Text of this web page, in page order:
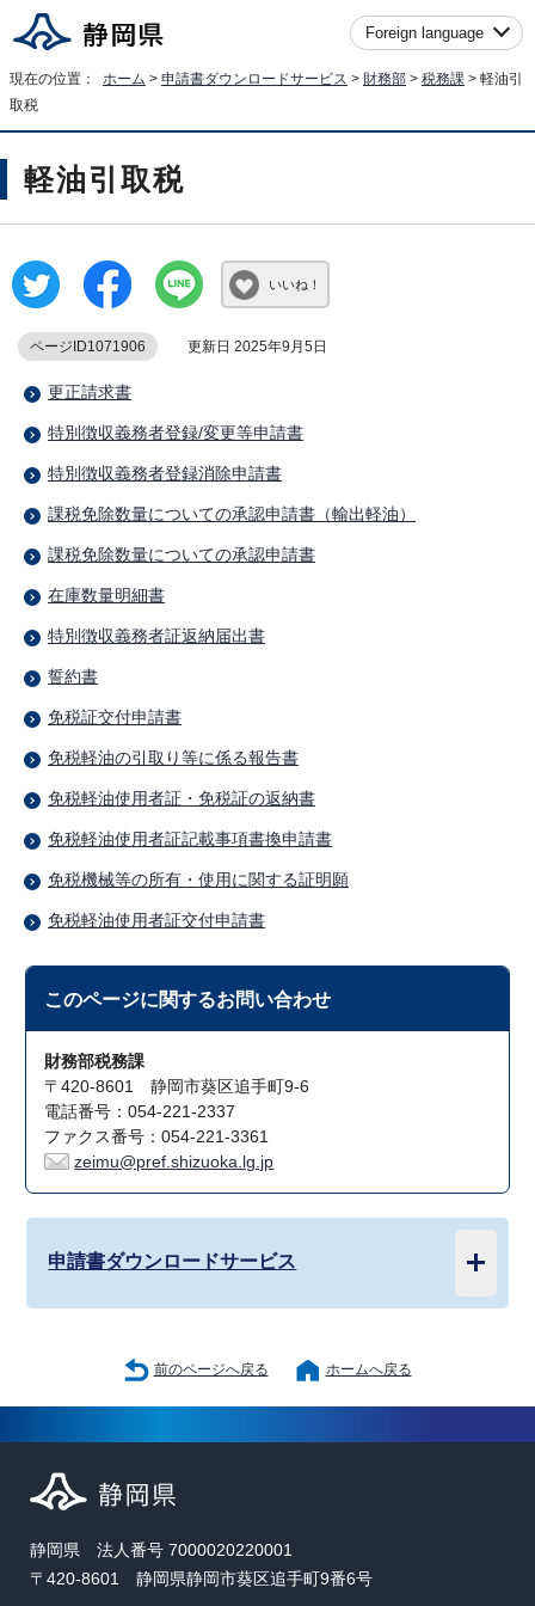
Foreign language
現在の位置： ホーム > 申請書ダウンロードサービス > 財務部 > 税務課 > 軽油引
取税
軽油引取税
いいね！
ページID1071906 更新日 2025年9月5日
更正請求書
特別徴収義務者登録/変更等申請書
特別徴収義務者登録消除申請書
課税免除数量についての承認申請書（輸出軽油）
課税免除数量についての承認申請書
在庫数量明細書
特別徴収義務者証返納届出書
誓約書
免税証交付申請書
免税軽油の引取り等に係る報告書
免税軽油使用者証・免税証の返納書
免税軽油使用者証記載事項書換申請書
免税機械等の所有・使用に関する証明願
免税軽油使用者証交付申請書
このページに関するお問い合わせ
財務部税務課
〒420-8601 静岡市葵区追手町9-6
電話番号：054-221-2337
ファクス番号：054-221-3361
zeimu@pref.shizuoka.lg.jp
申請書ダウンロードサービス
前のページへ戻る ホームへ戻る
静岡県 法人番号 7000020220001
〒420-8601 静岡県静岡市葵区追手町9番6号